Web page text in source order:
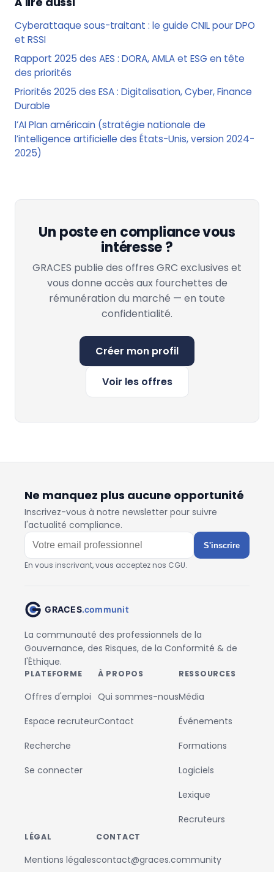
Cyberattaque sous-traitant : le guide CNIL pour DPO
et RSSI
Rapport 2025 des AES : DORA, AMLA et ESG en tête
des priorités
Priorités 2025 des ESA : Digitalisation, Cyber, Finance
Durable
l’AI Plan américain (stratégie nationale de
l’intelligence artificielle des États-Unis, version 2024-
2025)
Un poste en compliance vous
intéresse ?
GRACES publie des offres GRC exclusives et
vous donne accès aux fourchettes de
rémunération du marché — en toute
confidentialité.
Créer mon profil
Voir les offres
Ne manquez plus aucune opportunité
Inscrivez-vous à notre newsletter pour suivre
l'actualité compliance.
S'inscrire
En vous inscrivant, vous acceptez nos CGU.
La communauté des professionnels de la
Gouvernance, des Risques, de la Conformité & de
l'Éthique.
PLATEFORME
Offres d'emploi
Espace recruteur
Recherche
Se connecter
À PROPOS
Qui sommes-nous
Contact
RESSOURCES
Média
Événements
Formations
Logiciels
Lexique
Recruteurs
LÉGAL
Mentions légales
CONTACT
contact@graces.community